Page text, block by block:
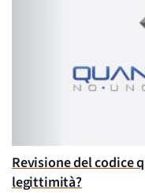
Revisione del codice
legittimità?